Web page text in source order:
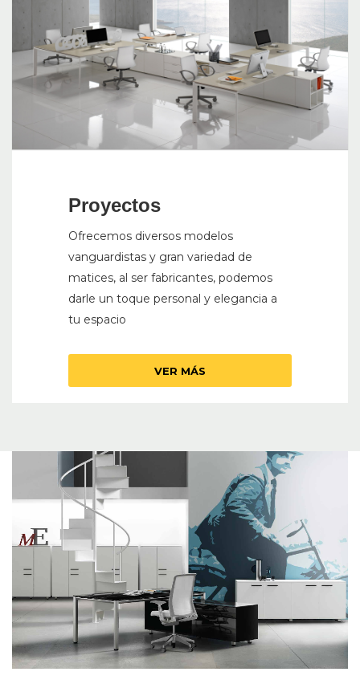
Proyectos
Ofrecemos diversos modelos
vanguardistas y gran variedad de
matices, al ser fabricantes, podemos
darle un toque personal y elegancia a
tu espacio
VER MÁS